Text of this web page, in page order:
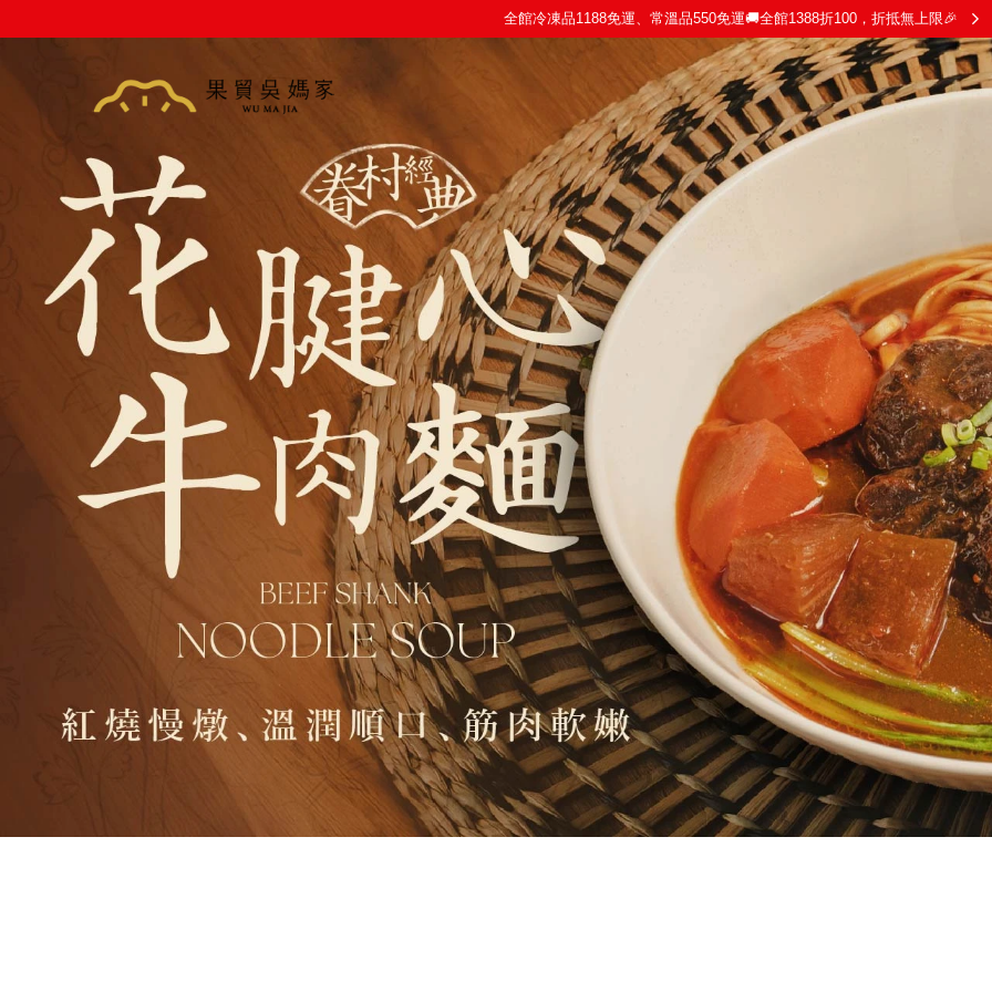
全館冷凍品1188免運、常溫品550免運🚚全館1388折100，折抵無上限🎉